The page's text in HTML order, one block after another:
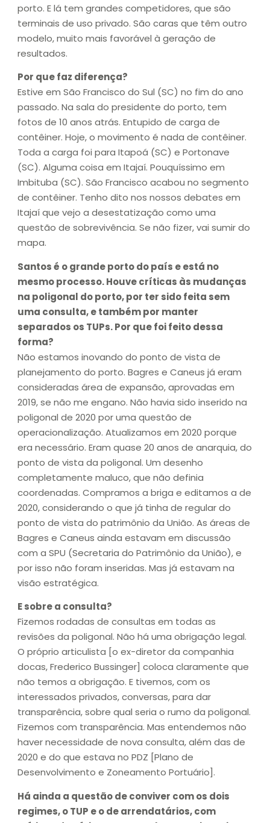
porto. E lá tem grandes competidores, que são
terminais de uso privado. São caras que têm outro
modelo, muito mais favorável à geração de
resultados.
Por que faz diferença?
Estive em São Francisco do Sul (SC) no fim do ano
passado. Na sala do presidente do porto, tem
fotos de 10 anos atrás. Entupido de carga de
contêiner. Hoje, o movimento é nada de contêiner.
Toda a carga foi para Itapoá (SC) e Portonave
(SC). Alguma coisa em Itajaí. Pouquíssimo em
Imbituba (SC). São Francisco acabou no segmento
de contêiner. Tenho dito nos nossos debates em
Itajaí que vejo a desestatização como uma
questão de sobrevivência. Se não fizer, vai sumir do
mapa.
Santos é o grande porto do país e está no
mesmo processo. Houve críticas às mudanças
na poligonal do porto, por ter sido feita sem
uma consulta, e também por manter
separados os TUPs. Por que foi feito dessa
forma?
Não estamos inovando do ponto de vista de
planejamento do porto. Bagres e Caneus já eram
consideradas área de expansão, aprovadas em
2019, se não me engano. Não havia sido inserido na
poligonal de 2020 por uma questão de
operacionalização. Atualizamos em 2020 porque
era necessário. Eram quase 20 anos de anarquia, do
ponto de vista da poligonal. Um desenho
completamente maluco, que não definia
coordenadas. Compramos a briga e editamos a de
2020, considerando o que já tinha de regular do
ponto de vista do patrimônio da União. As áreas de
Bagres e Caneus ainda estavam em discussão
com a SPU (Secretaria do Patrimônio da União), e
por isso não foram inseridas. Mas já estavam na
visão estratégica.
E sobre a consulta?
Fizemos rodadas de consultas em todas as
revisões da poligonal. Não há uma obrigação legal.
O próprio articulista [o ex-diretor da companhia
docas, Frederico Bussinger] coloca claramente que
não temos a obrigação. E tivemos, com os
interessados privados, conversas, para dar
transparência, sobre qual seria o rumo da poligonal.
Fizemos com transparência. Mas entendemos não
haver necessidade de nova consulta, além das de
2020 e do que estava no PDZ [Plano de
Desenvolvimento e Zoneamento Portuário].
Há ainda a questão de conviver com os dois
regimes, o TUP e o de arrendatários, com